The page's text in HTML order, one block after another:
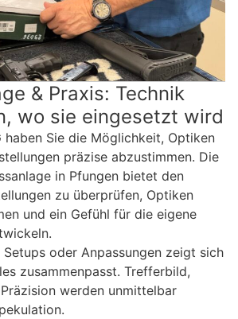
& Praxis: Technik
wo sie eingesetzt wird
haben Sie die Möglichkeit, Optiken
präzise abzustimmen. Die
in Pfungen bietet den
zu überprüfen, Optiken
und ein Gefühl für die eigene
Setups oder Anpassungen zeigt sich
zusammenpasst. Trefferbild,
werden unmittelbar